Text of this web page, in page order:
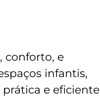
conforto, e
infantis,
e eficiente